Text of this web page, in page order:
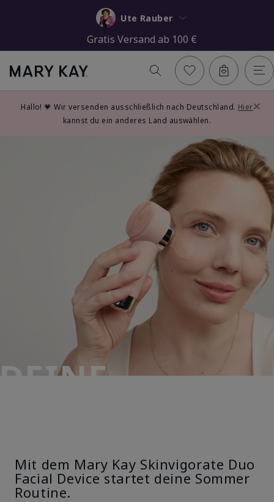
Ute Rauber
Gratis Versand ab 100 €
Hallo! 💗 Wir versenden ausschließlich nach Deutschland. Hier
kannst du ein anderes Land auswählen.
×
Mit dem Mary Kay Skinvigorate Duo
Facial Device startet deine Sommer
Routine.